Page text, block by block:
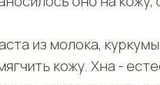
из молока,
кожу. Хна -